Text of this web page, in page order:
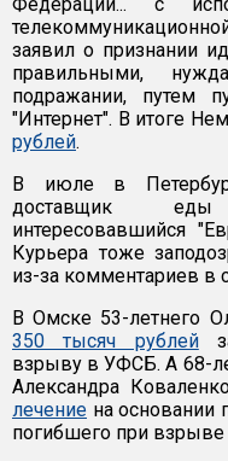
заявил о признании
правильными,
подражании, путем
"Интернет". В итоге
рублей.
В июле в
доставщик
интересовавшийся
Курьера тоже
из-за комментариев в
В Омске 53-летнего
350 тысяч рублей
взрыву в УФСБ. А 68-
Александра
лечение на основании
погибшего при